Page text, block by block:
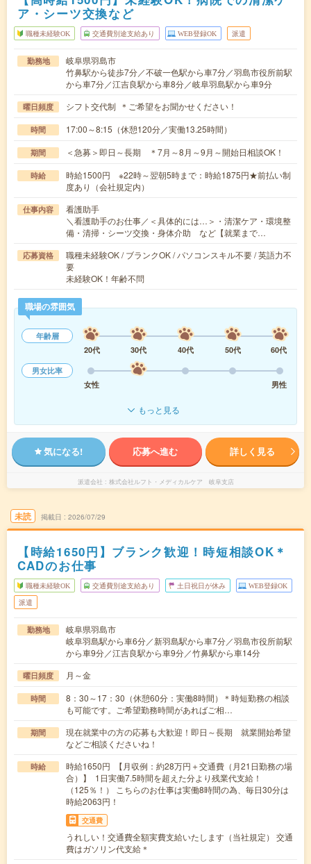
ア・シーツ交換など
職種未経験OK 交通費別途支給あり WEB登録OK 派遣
勤務地
岐阜県羽島市
竹鼻駅から徒歩7分／不破一色駅から車7分／羽島市役所前駅
から車7分／江吉良駅から車8分／岐阜羽島駅から車9分
曜日頻度 シフト交代制 ＊ご希望をお聞かせください！
時間 17:00～8:15（休憩120分／実働13.25時間）
期間 ＜急募＞即日～長期 ＊7月～8月～9月～開始日相談OK！
時給
時給1500円 ※22時～翌朝5時まで：時給1875円★前払い制
度あり（会社規定内）
仕事内容
看護助手
＼看護助手のお仕事／＜具体的には…＞・清潔ケア・環境整
備・清掃・シーツ交換・身体介助 など【就業まで…
応募資格
職種未経験OK / ブランクOK / パソコンスキル不要 / 英語力不
要
未経験OK！年齢不問
職場の雰囲気
年齢層
20代
30代 40代 50代
60代
男女比率
女性
男性
もっと見る
気になる! 応募へ進む 詳しく見る
派遣会社 株式会社ルフト・メディカルケア 岐阜支店
未読 掲載日 2026/07/29
【時給1650円】ブランク歓迎！時短相談OK＊
CADのお仕事
職種未経験OK 交通費別途支給あり 土日祝日が休み WEB登録OK
派遣
勤務地
岐阜県羽島市
岐阜羽島駅から車6分／新羽島駅から車7分／羽島市役所前駅
から車9分／江吉良駅から車9分／竹鼻駅から車14分
曜日頻度 月～金
時間
8：30～17：30（休憩60分：実働8時間）＊時短勤務の相談
も可能です。ご希望勤務時間があればご相…
期間
現在就業中の方の応募も大歓迎！即日～長期 就業開始希望
などご相談くださいね！
時給
時給1650円 【月収例：約28万円＋交通費（月21日勤務の場
合）】 1日実働7.5時間を超えた分より残業代支給！
（125％！） こちらのお仕事は実働8時間の為、毎日30分は
時給2063円！
交通費
うれしい！交通費全額実費支給いたします（当社規定） 交通
費はガソリン代支給＊